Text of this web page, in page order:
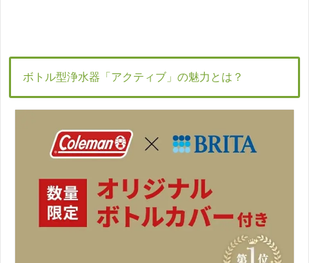
ボトル型浄水器「アクティブ」の魅力とは？